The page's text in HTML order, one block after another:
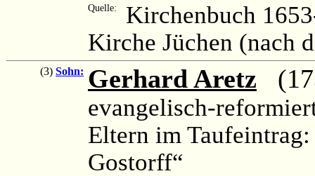
Quelle:
Kirchenbuch
Kirche Jüchen (nach
(3) Sohn: Gerhard Aretz
evangelisch-
Eltern im
Gostorff“